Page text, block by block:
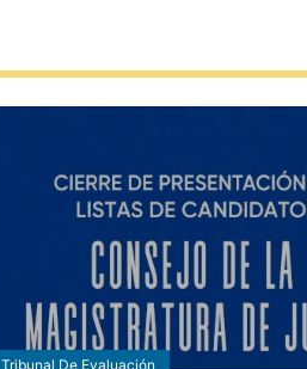
Tribunal De Evaluación